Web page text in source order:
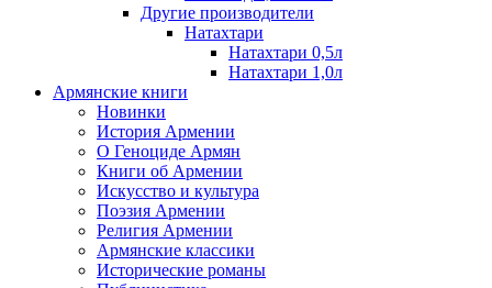
Другие производители
Натахтари
Натахтари 0,5л
Натахтари 1,0л
Армянские книги
Новинки
История Армении
О Геноциде Армян
Книги об Армении
Иcкусство и культура
Поэзия Армении
Религия Армении
Армянские классики
Исторические романы